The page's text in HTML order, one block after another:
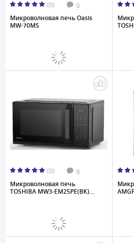
(0) 0
Микроволновая печь Oasis
MW-70MS
(0) 0
Микроволновая печь
TOSHIBA MW3-EM25PE(BK)...